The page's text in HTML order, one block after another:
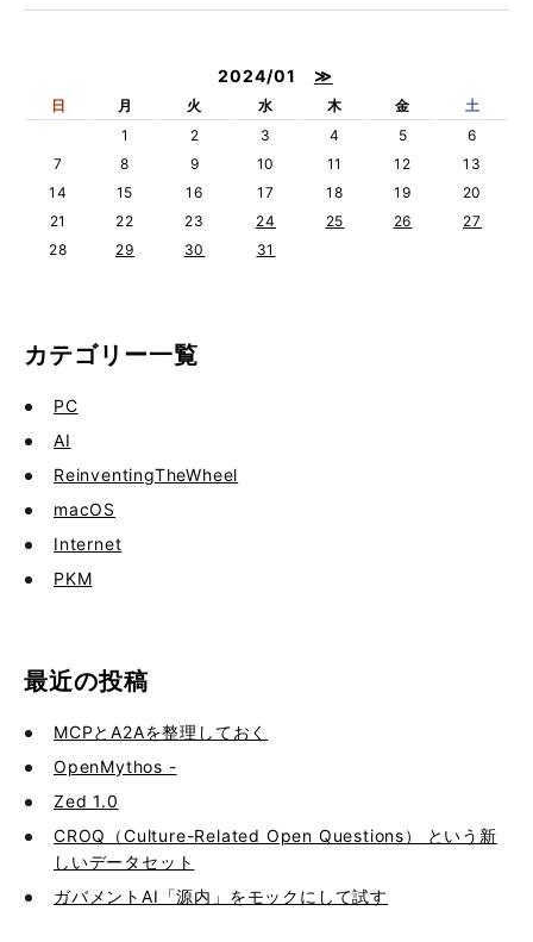
2024/01 ≫
日 月 火 水 木 金
土
1
2 3 4 5
6
7
8 9 10 11 12
13
14
15 16 17 18 19
20
21
22 23 24 25 26
27
28
29 30 31
カテゴリー一覧
PC
AI
ReinventingTheWheel
macOS
Internet
PKM
最近の投稿
MCPとA2Aを整理しておく
OpenMythos -
Zed 1.0
CROQ（Culture-Related Open Questions） という新
しいデータセット
ガバメントAI「源内」をモックにして試す